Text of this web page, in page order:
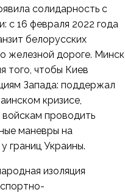
солидарность с
с 16 февраля 2022 года
белорусских
железной дороге. Минск
того, чтобы Киев
Запада: поддержал
кризисе,
проводить
маневры на
границ Украины.
изоляция